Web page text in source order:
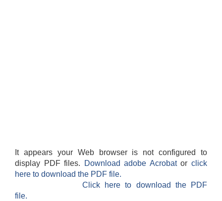
It appears your Web browser is not configured to
display PDF files.
Download adobe Acrobatorclick
here to download the PDF file.
Click here to download the PDF
file.